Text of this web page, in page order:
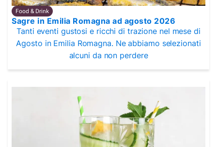
Food & Drink
Sagre in Emilia Romagna ad agosto 2026
Tanti eventi gustosi e ricchi di trazione nel mese di
Agosto in Emilia Romagna. Ne abbiamo selezionati
alcuni da non perdere